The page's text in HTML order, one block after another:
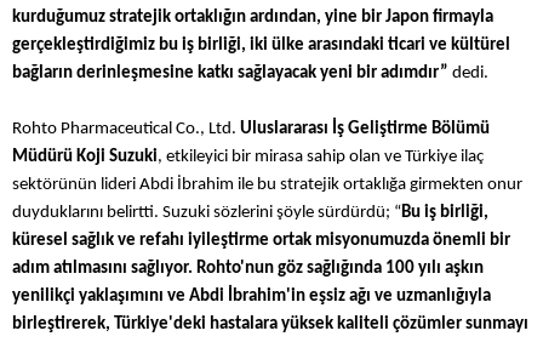
kurduğumuz stratejik ortaklığın ardından, yine bir Japon firmayla
gerçekleştirdiğimiz bu iş birliği, iki ülke arasındaki ticari ve kültürel
bağların derinleşmesine katkı sağlayacak yeni bir adımdır” dedi.
Rohto Pharmaceutical Co., Ltd. Uluslararası İş Geliştirme Bölümü
Müdürü Koji Suzuki, etkileyici bir mirasa sahip olan ve Türkiye ilaç
sektörünün lideri Abdi İbrahim ile bu stratejik ortaklığa girmekten onur
duyduklarını belirtti. Suzuki sözlerini şöyle sürdürdü; “Bu iş birliği,
küresel sağlık ve refahı iyileştirme ortak misyonumuzda önemli bir
adım atılmasını sağlıyor. Rohto'nun göz sağlığında 100 yılı aşkın
yenilikçi yaklaşımını ve Abdi İbrahim'in eşsiz ağı ve uzmanlığıyla
birleştirerek, Türkiye'deki hastalara yüksek kaliteli çözümler sunmayı